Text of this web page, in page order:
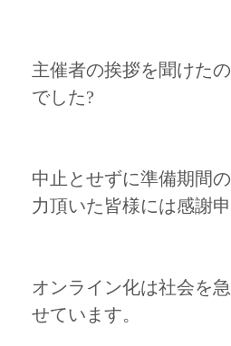
主催者の挨拶を聞けた
でした?
中止とせずに準備期間
力頂いた皆様には感謝申
オンライン化は社会を
せています。